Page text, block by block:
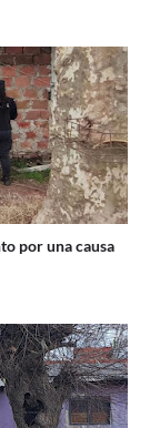
por una causa